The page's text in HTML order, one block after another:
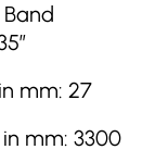
mm: 27
mm: 3300